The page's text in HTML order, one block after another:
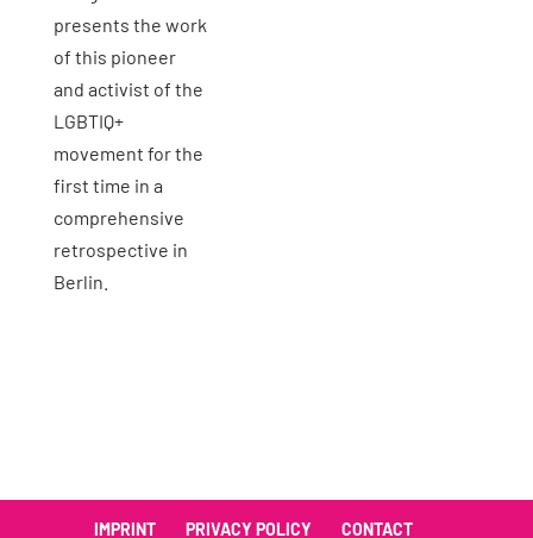
presents the work
of this pioneer
and activist of the
LGBTIQ+
movement for the
first time in a
comprehensive
retrospective in
Berlin.
IMPRINT PRIVACY POLICY CONTACT